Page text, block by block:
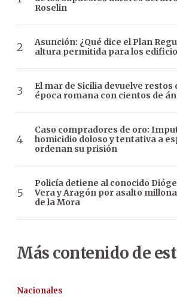
Roselin
Asunción: ¿Qué dice el Plan
altura permitida para los
El mar de Sicilia devuelve restos
época romana con cientos de
Caso compradores de oro:
homicidio doloso y tentativa a
ordenan su prisión
Policía detiene al conocido
Vera y Aragón por asalto
de la Mora
Más contenido de
Nacionales